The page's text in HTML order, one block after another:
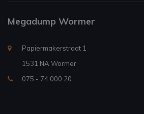
Megadump Wormer
Papiermakerstraat 1
1531 NA Wormer
075 - 74 000 20